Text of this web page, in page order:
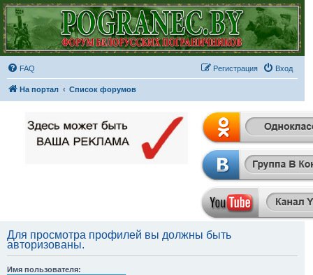
FAQ Вход
Регистрация
На портал Список форумов
Для просмотра профилей вы должны быть
авторизованы.
Имя пользователя: